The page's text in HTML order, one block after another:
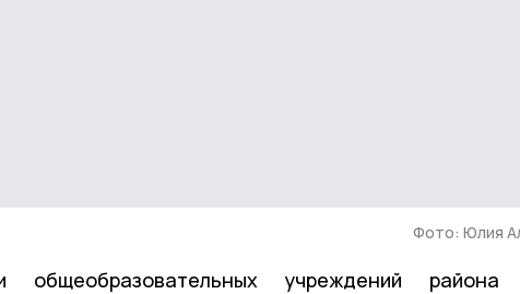
Фото: Юлия
общеобразовательных учреждений района